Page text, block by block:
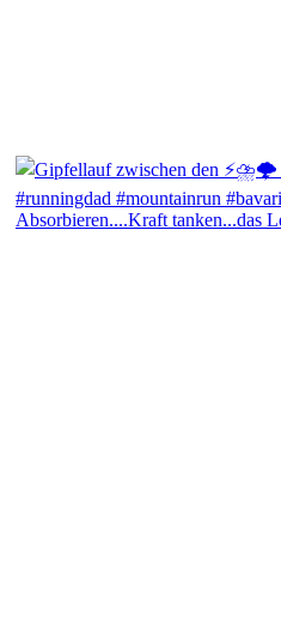
Absorbieren....Kraft tanken...das